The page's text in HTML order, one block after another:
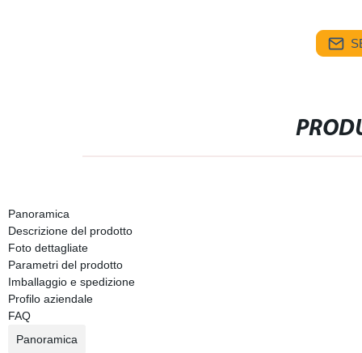
Panoramica
Descrizione del prodotto
Foto dettagliate
Parametri del prodotto
Imballaggio e spedizione
Profilo aziendale
FAQ
Panoramica